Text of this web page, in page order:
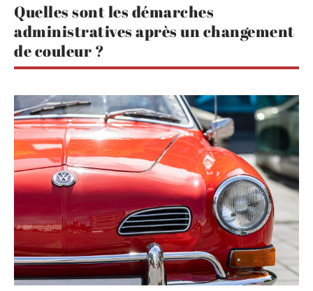
Quelles sont les démarches
administratives après un changement
de couleur ?